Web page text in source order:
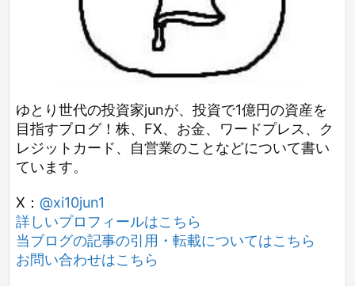
ゆとり世代の投資家junが、投資で1億円の資産を
目指すブログ！株、FX、お金、ワードプレス、ク
レジットカード、自営業のことなどについて書い
ています。
X： @xi10jun1
詳しいプロフィールはこちら
当ブログの記事の引用・転載についてはこちら
お問い合わせはこちら